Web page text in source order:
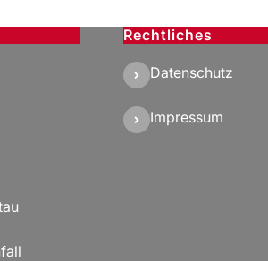
Rechtliches
Datenschutz
Impressum